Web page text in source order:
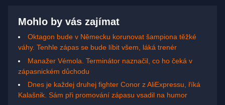
Mohlo by vás zajímat
Oktagon bude v Německu korunovat šampiona těžké
váhy. Tenhle zápas se bude líbit všem, láká trenér
Manažer Vémola. Terminátor naznačil, co ho čeká v
zápasnickém důchodu
Dnes je každej druhej fighter Conor z AliExpressu, říká
Kalašnik. Sám při promování zápasu vsadil na humor